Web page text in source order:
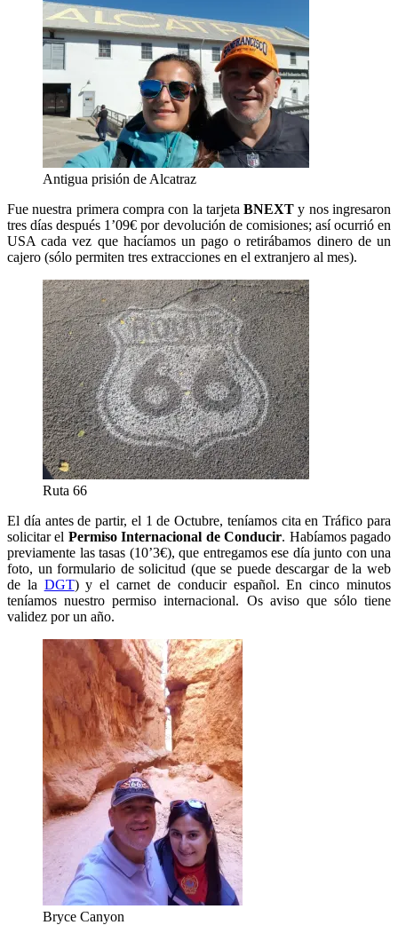
Antigua prisión de Alcatraz
Fue nuestra primera compra con la tarjetaBNEXT y nos ingresaron
tres días después 1’09€ por devolución de comisiones; así ocurrió en
USA cada vez que hacíamos un pago o retirábamos dinero de un
cajero (sólo permiten tres extracciones en el extranjero al mes).
Ruta 66
El día antes de partir, el 1 de Octubre, teníamos cita en Tráfico para
solicitar el Permiso Internacional de Conducir. Habíamos pagado
previamente las tasas (10’3€), que entregamos ese día junto con una
foto, un formulario de solicitud (que se puede descargar de la web
de la DGT) y el carnet de conducir español. En cinco minutos
teníamos nuestro permiso internacional. Os aviso que sólo tiene
validez por un año.
Bryce Canyon